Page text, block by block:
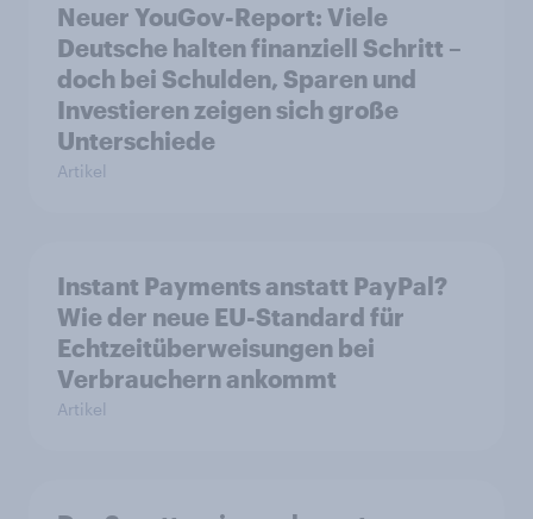
Neuer YouGov-Report: Viele
Deutsche halten finanziell Schritt –
doch bei Schulden, Sparen und
Investieren zeigen sich große
Unterschiede
Artikel
Instant Payments anstatt PayPal?
Wie der neue EU-Standard für
Echtzeitüberweisungen bei
Verbrauchern ankommt
Artikel